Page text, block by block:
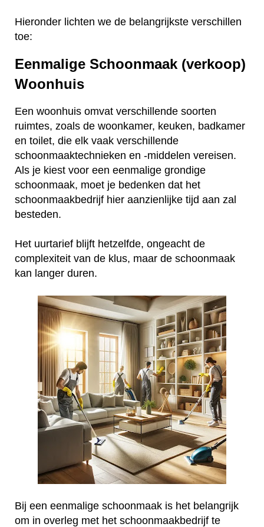
Hieronder lichten we de belangrijkste verschillen
toe:
Eenmalige Schoonmaak (verkoop)
Woonhuis
Een woonhuis omvat verschillende soorten
ruimtes, zoals de woonkamer, keuken, badkamer
en toilet, die elk vaak verschillende
schoonmaaktechnieken en -middelen vereisen.
Als je kiest voor een eenmalige grondige
schoonmaak, moet je bedenken dat het
schoonmaakbedrijf hier aanzienlijke tijd aan zal
besteden.
Het uurtarief blijft hetzelfde, ongeacht de
complexiteit van de klus, maar de schoonmaak
kan langer duren.
Bij een eenmalige schoonmaak is het belangrijk
om in overleg met het schoonmaakbedrijf te